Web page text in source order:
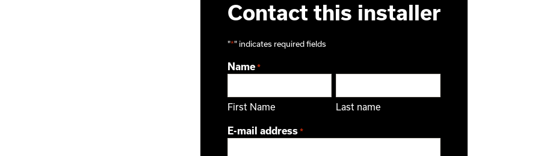
Contact this installer
"*" indicates required fields
Name *
First Name Last name
E-mail address *